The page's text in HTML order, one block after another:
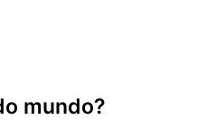
mundo?